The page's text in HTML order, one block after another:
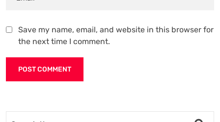
Save my name, email, and website in this browser for
the next time I comment.